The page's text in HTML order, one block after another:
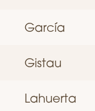
García
Gistau
Lahuerta